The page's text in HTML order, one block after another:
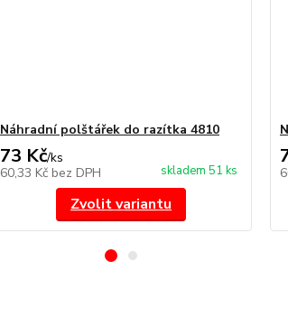
Náhradní polštářek do razítka 4810
73 Kč/ks
60,33 Kč bez DPH skladem 51 ks
Zvolit variantu